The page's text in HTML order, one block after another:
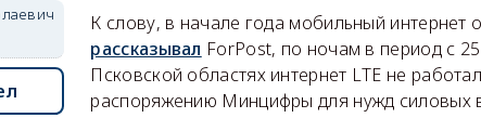
К слову, в начале года мобильный интернет
рассказывал ForPost, по ночам в период с
Псковской областях интернет LTE не
распоряжению Минцифры для нужд силовых